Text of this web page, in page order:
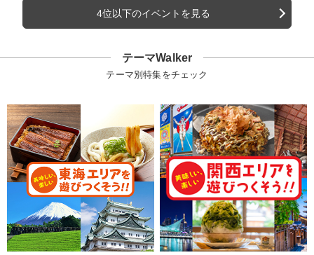
4位以下のイベントを見る
テーマWalker
テーマ別特集をチェック